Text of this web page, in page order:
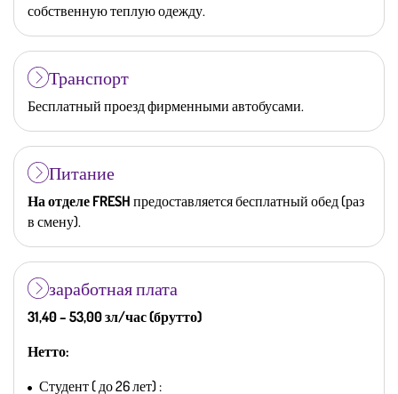
собственную теплую одежду.
Транспорт
Бесплатный проезд фирменными автобусами.
Питание
На отделе FRESH предоставляется бесплатный обед (раз
в смену).
заработная плата
31,40 – 53,00 зл/час (брутто)
Нетто:
Студент ( до 26 лет) :